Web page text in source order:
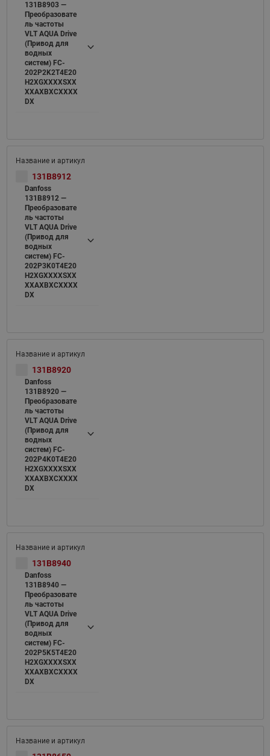
131B8903 —
Преобразовате
ль частоты
VLT AQUA Drive
(Привод для
водных
систем) FC-
202P2K2T4E20
H2XGXXXXSXX
XXAXBXCXXXX
DX
131B8912
Danfoss
131B8912 —
Преобразовате
ль частоты
VLT AQUA Drive
(Привод для
водных
систем) FC-
202P3K0T4E20
H2XGXXXXSXX
XXAXBXCXXXX
DX
131B8920
Danfoss
131B8920 —
Преобразовате
ль частоты
VLT AQUA Drive
(Привод для
водных
систем) FC-
202P4K0T4E20
H2XGXXXXSXX
XXAXBXCXXXX
DX
131B8940
Danfoss
131B8940 —
Преобразовате
ль частоты
VLT AQUA Drive
(Привод для
водных
систем) FC-
202P5K5T4E20
H2XGXXXXSXX
XXAXBXCXXXX
DX